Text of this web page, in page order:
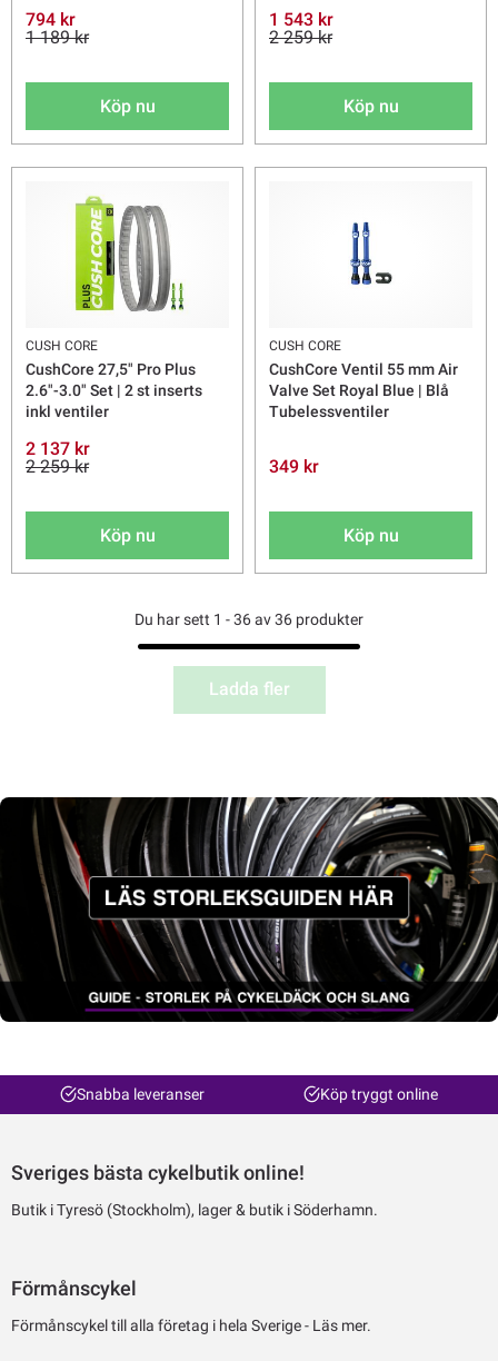
794 kr
1 189 kr
Köp nu
1 543 kr
2 259 kr
Köp nu
CUSH CORE
CushCore 27,5" Pro Plus
2.6"-3.0" Set | 2 st inserts
inkl ventiler
2 137 kr
2 259 kr
Köp nu
CUSH CORE
CushCore Ventil 55 mm Air
Valve Set Royal Blue | Blå
Tubelessventiler
349 kr
Köp nu
Du har sett 1 - 36 av 36 produkter
Ladda fler
Snabba leveranser Köp tryggt online
Sveriges bästa cykelbutik online!
Butik i Tyresö (Stockholm), lager & butik i Söderhamn.
Förmånscykel
Förmånscykel till alla företag i hela Sverige - Läs mer.